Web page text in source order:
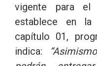
vigente para el
establece en
capítulo 01,
indica: